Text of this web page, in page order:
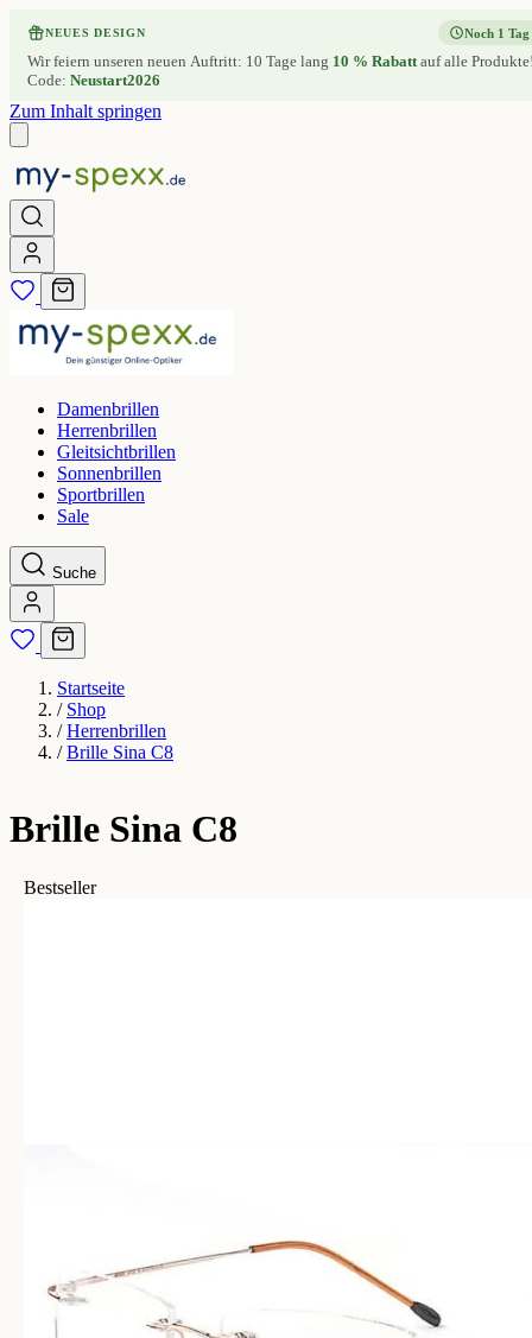
NEUES DESIGN
Wir feiern unseren neuen Auftritt: 10 Tage lang 10 % Rabattauf alle
Code: Neustart2026
Noch 1 Tag
Zum Inhalt springen
Damenbrillen
Herrenbrillen
Gleitsichtbrillen
Sonnenbrillen
Sportbrillen
Sale
Suche
Startseite
/ Shop
/ Herrenbrillen
/ Brille Sina C8
Brille Sina C8
Bestseller